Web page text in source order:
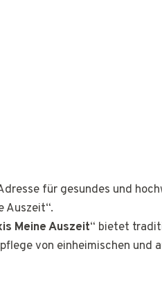
für gesundes und
Auszeit“.
Meine Auszeit“ bietet
von einheimischen und